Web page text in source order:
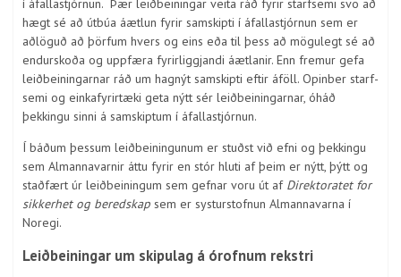
í áfallastjórnun. Þær leiðbeiningar veita ráð fyrir starfsemi svo að
hægt sé að útbúa áætlun fyrir samskipti í áfallastjórnun sem er
aðlöguð að þörfum hvers og eins eða til þess að mögulegt sé að
endur­skoða og uppfæra fyrirliggjandi áætlanir. Enn fremur gefa
leiðbeiningarnar ráð um hagnýt sam­skipti eftir áföll. Opinber starf­
semi og einkafyrirtæki geta nýtt sér leiðbeiningarnar, óháð
þekkingu sinni á samskiptum í áfallastjórnun.
Í báðum þessum leiðbeiningunum er stuðst við efni og þekk­ingu
sem Almannavarnir áttu fyrir en stór hluti af þeim er nýtt, þýtt og
staðfært úr leiðbeiningum sem gefnar voru út af Direktoratet for
sikkerhet og beredskap sem er systurstofnun Almannavarna í
Noregi.
Leiðbeiningar um skipulag á órofnum rekstri